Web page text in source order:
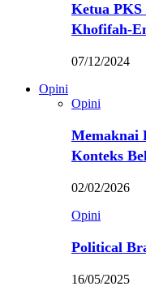
Ketua
Khofifah-
07/12/2024
Opini
Opini
Memaknai
Konteks
02/02/2026
Opini
Political
16/05/2025